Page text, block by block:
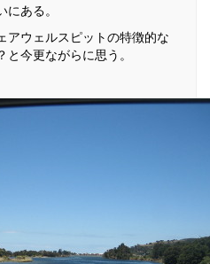
ある。
アウェルスピットの特徴的な
今更ながらに思う。